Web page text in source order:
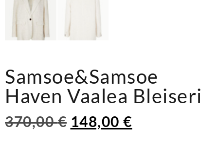
Samsoe&Samsoe
Haven Vaalea Bleiseri
370,00€ 148,00 €